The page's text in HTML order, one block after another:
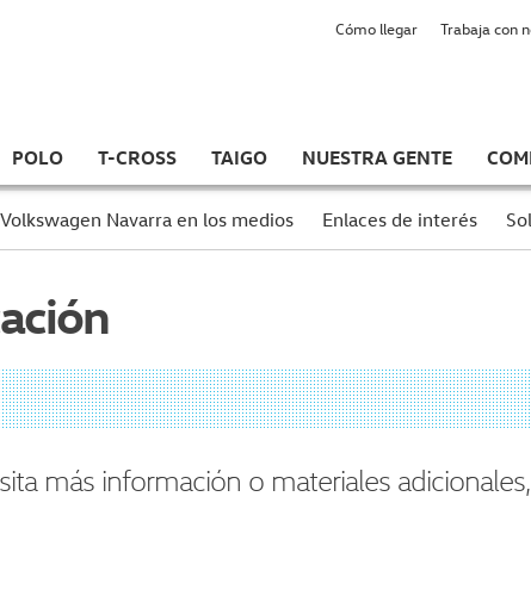
POLO T-CROSS TAIGO NUESTRA GENTE
Cómo llegar Trabaja con
Volkswagen Navarra en los medios Enlaces de interés
más información o materiales